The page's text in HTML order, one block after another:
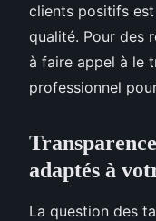
clients positifs
qualité. Pour des
à faire appel à le
professionnel
adaptés à
La question des